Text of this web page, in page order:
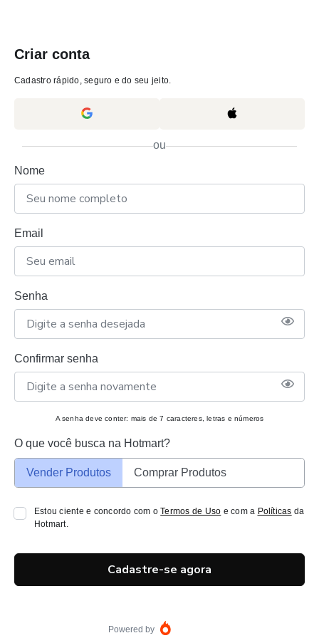
Criar conta
Cadastro rápido, seguro e do seu jeito.
ou
Nome
Email
Senha
Confirmar senha
A senha deve conter: mais de 7 caracteres, letras e números
O que você busca na Hotmart?
Vender Produtos Comprar Produtos
Estou ciente e concordo com oTermos de Uso e com a Políticas da
Hotmart.
Cadastre-se agora
Powered by